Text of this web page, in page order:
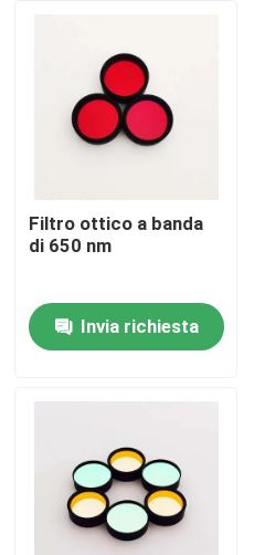
Chi siamo
Contattaci
Richiedere un preventivo
Filtro a banda ottica
Filtro a banda fluorescente
Filtro ottico a banda
di 650 nm
Invia richiesta